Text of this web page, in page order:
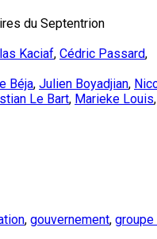
du Septentrion
Kaciaf, Cédric Passard,
Béja, Julien Boyadjian,
Le Bart, Marieke Louis,
, gouvernement,